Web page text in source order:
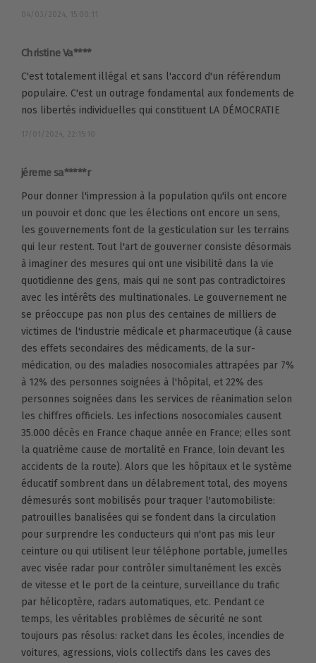
04/03/2024, 15:00:11
Christine Va****
C'est totalement illégal et sans l'accord d'un référendum
populaire. C'est un outrage fondamental aux fondements de
nos libertés individuelles qui constituent LA DÉMOCRATIE
17/01/2024, 22:15:10
jéreme sa*****r
Pour donner l'impression à la population qu'ils ont encore
un pouvoir et donc que les élections ont encore un sens,
les gouvernements font de la gesticulation sur les terrains
qui leur restent. Tout l'art de gouverner consiste désormais
à imaginer des mesures qui ont une visibilité dans la vie
quotidienne des gens, mais qui ne sont pas contradictoires
avec les intérêts des multinationales. Le gouvernement ne
se préoccupe pas non plus des centaines de milliers de
victimes de l'industrie médicale et pharmaceutique (à cause
des effets secondaires des médicaments, de la sur-
médication, ou des maladies nosocomiales attrapées par 7%
à 12% des personnes soignées à l'hôpital, et 22% des
personnes soignées dans les services de réanimation selon
les chiffres officiels. Les infections nosocomiales causent
35.000 décès en France chaque année en France; elles sont
la quatrième cause de mortalité en France, loin devant les
accidents de la route). Alors que les hôpitaux et le système
éducatif sombrent dans un délabrement total, des moyens
démesurés sont mobilisés pour traquer l'automobiliste:
patrouilles banalisées qui se fondent dans la circulation
pour surprendre les conducteurs qui n'ont pas mis leur
ceinture ou qui utilisent leur téléphone portable, jumelles
avec visée radar pour contrôler simultanément les excès
de vitesse et le port de la ceinture, surveillance du trafic
par hélicoptère, radars automatiques, etc. Pendant ce
temps, les véritables problèmes de sécurité ne sont
toujours pas résolus: racket dans les écoles, incendies de
voitures, agressions, viols collectifs dans les caves des